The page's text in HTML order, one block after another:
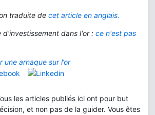
traduite de cet article en anglais.
d'investissement dans l'or : ce n'est pas
arnaque sur l’or
les articles publiés ici ont pour but
et non pas de la guider. Vous êtes